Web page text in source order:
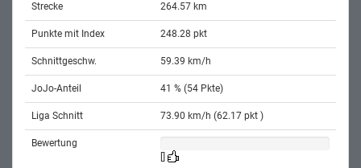
Strecke 264.57 km
Punkte mit Index 248.28 pkt
Schnittgeschw. 59.39 km/h
JoJo-Anteil 41 % (54 Pkte)
Liga Schnitt 73.90 km/h (62.17 pkt )
Bewertung